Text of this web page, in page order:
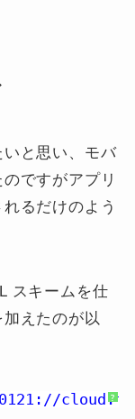
と思い、モバ
ですがアプリ
るだけのよう
スキームを仕
えたのが以
?